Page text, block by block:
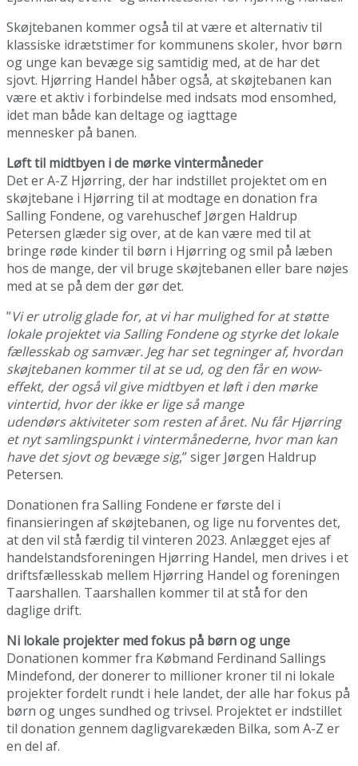
Skøjtebanen kommer også til at være et alternativ til
klassiske idrætstimer for kommunens skoler, hvor børn
og unge kan bevæge sig samtidig med, at de har det
sjovt. Hjørring Handel håber også, at skøjtebanen kan
være et aktiv i forbindelse med indsats mod ensomhed,
idet man både kan deltage og iagttage
mennesker på banen.
Løft til midtbyen i de mørke vintermåneder
Det er A-Z Hjørring, der har indstillet projektet om en
skøjtebane i Hjørring til at modtage en donation fra
Salling Fondene, og varehuschef Jørgen Haldrup
Petersen glæder sig over, at de kan være med til at
bringe røde kinder til børn i Hjørring og smil på læben
hos de mange, der vil bruge skøjtebanen eller bare nøjes
med at se på dem der gør det.
”Vi er utrolig glade for, at vi har mulighed for at støtte
lokale projektet via Salling Fondene og styrke det lokale
fællesskab og samvær. Jeg har set tegninger af, hvordan
skøjtebanen kommer til at se ud, og den får en wow-
effekt, der også vil give midtbyen et løft i den mørke
vintertid, hvor der ikke er lige så mange
udendørs aktiviteter som resten af året. Nu får Hjørring
et nyt samlingspunkt i vintermånederne, hvor man kan
have det sjovt og bevæge sig,” siger Jørgen Haldrup
Petersen.
Donationen fra Salling Fondene er første del i
finansieringen af skøjtebanen, og lige nu forventes det,
at den vil stå færdig til vinteren 2023. Anlægget ejes af
handelstandsforeningen Hjørring Handel, men drives i et
driftsfællesskab mellem Hjørring Handel og foreningen
Taarshallen. Taarshallen kommer til at stå for den
daglige drift.
Ni lokale projekter med fokus på børn og unge
Donationen kommer fra Købmand Ferdinand Sallings
Mindefond, der donerer to millioner kroner til ni lokale
projekter fordelt rundt i hele landet, der alle har fokus på
børn og unges sundhed og trivsel. Projektet er indstillet
til donation gennem dagligvarekæden Bilka, som A-Z er
en del af.